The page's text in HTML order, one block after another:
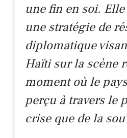
une fin en soi.
une stratégie de
diplomatique
Haïti sur la scène
moment où le
perçu à travers le
crise que de la